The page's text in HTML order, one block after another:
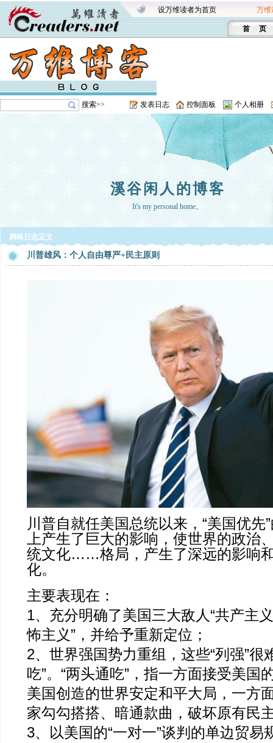
设万维读者为首页 万维
首 页
搜索>> 发表日志 控制面板 个人相册
溪谷闲人的博客
It's my personal home。
网络日志正文
川普雄风：个人自由尊严+民主原则
川普自就任美国总统以来，“美国优先
上产生了巨大的影响，使世界的政治
统文化……格局，产生了深远的影响
化。
主要表现在：
1、充分明确了美国三大敌人“共产主
怖主义”，并给予重新定位；
2、世界强国势力重组，这些“列强”很
吃”。“两头通吃”，指一方面接受美国
美国创造的世界安定和平大局，一方
家勾勾搭搭、暗通款曲，破坏原有民
3、以美国的“一对一”谈判的单边贸易